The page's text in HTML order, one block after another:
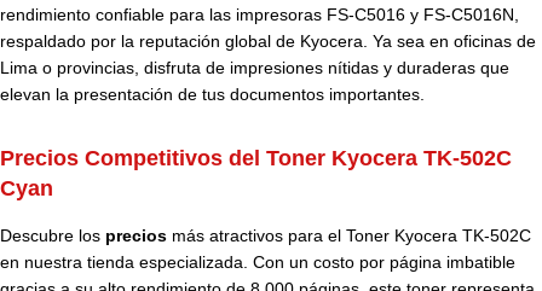
rendimiento confiable para las impresoras FS-C5016 y FS-C5016N,
respaldado por la reputación global de Kyocera. Ya sea en oficinas de
Lima o provincias, disfruta de impresiones nítidas y duraderas que
elevan la presentación de tus documentos importantes.
Precios Competitivos del Toner Kyocera TK-502C
Cyan
Descubre los precios más atractivos para el Toner Kyocera TK-502C
en nuestra tienda especializada. Con un costo por página imbatible